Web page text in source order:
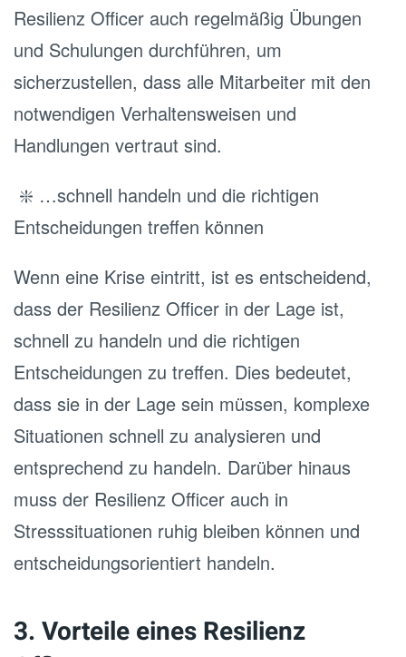
Resilienz Officer auch regelmäßig Übungen
und Schulungen durchführen, um
sicherzustellen, dass alle Mitarbeiter mit den
notwendigen Verhaltensweisen und
Handlungen vertraut sind.
❇️ …schnell handeln und die richtigen
Entscheidungen treffen können
Wenn eine Krise eintritt, ist es entscheidend,
dass der Resilienz Officer in der Lage ist,
schnell zu handeln und die richtigen
Entscheidungen zu treffen. Dies bedeutet,
dass sie in der Lage sein müssen, komplexe
Situationen schnell zu analysieren und
entsprechend zu handeln. Darüber hinaus
muss der Resilienz Officer auch in
Stresssituationen ruhig bleiben können und
entscheidungsorientiert handeln.
3. Vorteile eines Resilienz